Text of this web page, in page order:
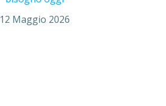
12 Maggio 2026